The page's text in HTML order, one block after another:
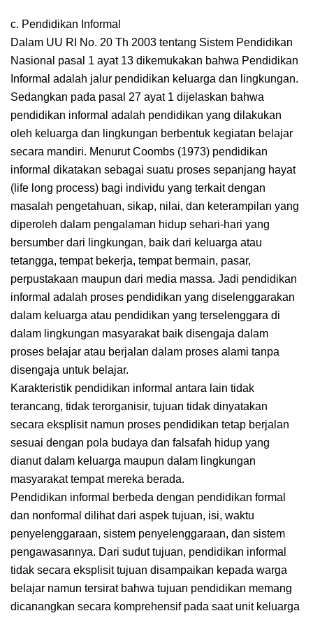
c. Pendidikan Informal
Dalam UU RI No. 20 Th 2003 tentang Sistem Pendidikan
Nasional pasal 1 ayat 13 dikemukakan bahwa Pendidikan
Informal adalah jalur pendidikan keluarga dan lingkungan.
Sedangkan pada pasal 27 ayat 1 dijelaskan bahwa
pendidikan informal adalah pendidikan yang dilakukan
oleh keluarga dan lingkungan berbentuk kegiatan belajar
secara mandiri. Menurut Coombs (1973) pendidikan
informal dikatakan sebagai suatu proses sepanjang hayat
(life long process) bagi individu yang terkait dengan
masalah pengetahuan, sikap, nilai, dan keterampilan yang
diperoleh dalam pengalaman hidup sehari-hari yang
bersumber dari lingkungan, baik dari keluarga atau
tetangga, tempat bekerja, tempat bermain, pasar,
perpustakaan maupun dari media massa. Jadi pendidikan
informal adalah proses pendidikan yang diselenggarakan
dalam keluarga atau pendidikan yang terselenggara di
dalam lingkungan masyarakat baik disengaja dalam
proses belajar atau berjalan dalam proses alami tanpa
disengaja untuk belajar.
Karakteristik pendidikan informal antara lain tidak
terancang, tidak terorganisir, tujuan tidak dinyatakan
secara eksplisit namun proses pendidikan tetap berjalan
sesuai dengan pola budaya dan falsafah hidup yang
dianut dalam keluarga maupun dalam lingkungan
masyarakat tempat mereka berada.
Pendidikan informal berbeda dengan pendidikan formal
dan nonformal dilihat dari aspek tujuan, isi, waktu
penyelenggaraan, sistem penyelenggaraan, dan sistem
pengawasannya. Dari sudut tujuan, pendidikan informal
tidak secara eksplisit tujuan disampaikan kepada warga
belajar namun tersirat bahwa tujuan pendidikan memang
dicanangkan secara komprehensif pada saat unit keluarga